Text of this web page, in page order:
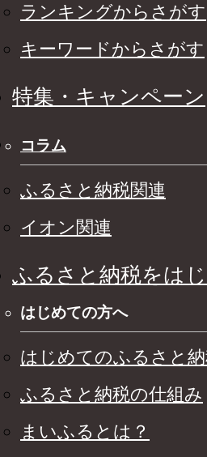
ランキングからさがす
キーワードからさがす
特集・キャンペーン
コラム
ふるさと納税関連
イオン関連
ふるさと納税をは
はじめての方へ
はじめてのふるさと
ふるさと納税の仕組み
まいふるとは？